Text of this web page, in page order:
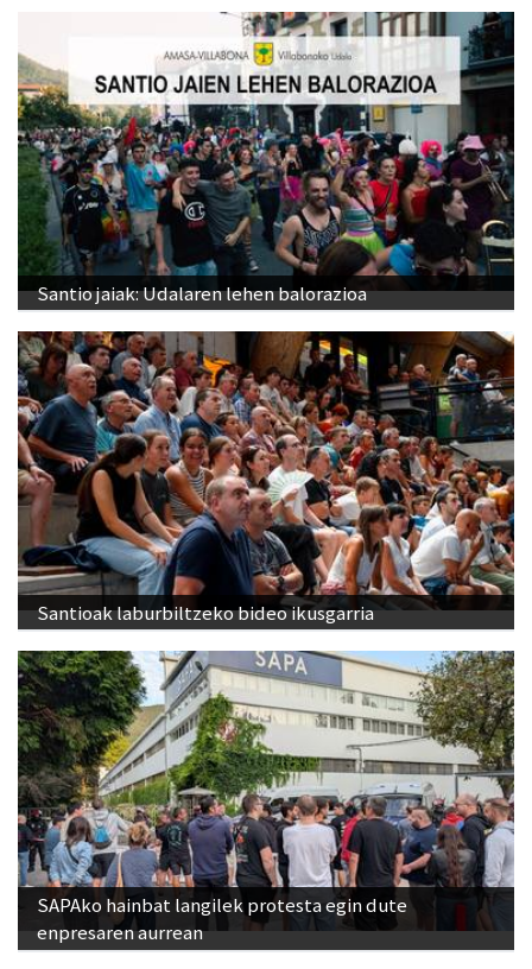
Santio jaiak: Udalaren lehen balorazioa
Santioak laburbiltzeko bideo ikusgarria
SAPAko hainbat langilek protesta egin dute
enpresaren aurrean